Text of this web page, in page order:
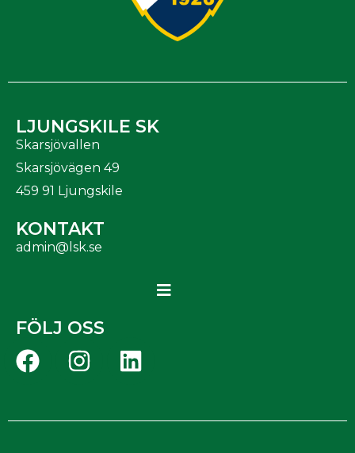
LJUNGSKILE SK
Skarsjövallen
Skarsjövägen 49
459 91 Ljungskile
KONTAKT
admin@lsk.se
FÖLJ OSS